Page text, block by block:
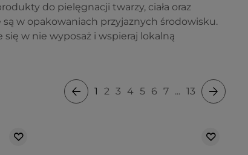
do pielęgnacji twarzy, ciała oraz
w opakowaniach przyjaznych środowisku.
w nie wyposaż i wspieraj lokalną
1 2 3 4 5 6 7 ... 13